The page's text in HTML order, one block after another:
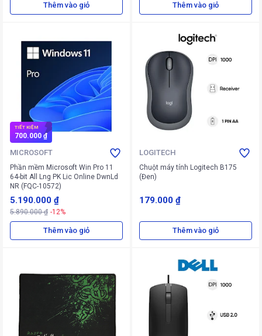
Thêm vào giỏ Thêm vào giỏ
TIẾT KIỆM
700.000 ₫
MICROSOFT
Phần mềm Microsoft Win Pro 11
64-bit All Lng PK Lic Online DwnLd
NR (FQC-10572)
5.190.000 ₫
5.890.000 ₫ -12%
Thêm vào giỏ
LOGITECH
Chuột máy tính Logitech B175
(Đen)
179.000 ₫
Thêm vào giỏ